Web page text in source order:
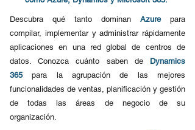
Descubra qué tanto dominan Azure para
compilar, implementar y administrar rápidamente
aplicaciones en una red global de centros de
datos. Conozca cuánto saben de Dynamics
365para la agrupación de las mejores
funcionalidades de ventas, planificación y gestión
de todas las áreas de negocio de su
organización.